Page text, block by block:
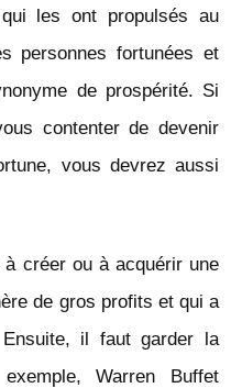
les ont propulsés au
personnes fortunées et
de prospérité. Si
contenter de devenir
vous devrez aussi
créer ou à acquérir une
de gros profits et qui a
il faut garder la
Warren Buffet